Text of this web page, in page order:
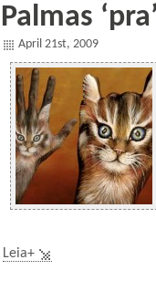
Palmas
April 21st, 2009
Leia+